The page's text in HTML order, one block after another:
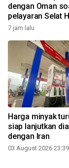
dengan Oman
pelayaran Selat
7 jam lalu
Harga minyak
siap lanjutkan
dengan Iran
03 August 2026